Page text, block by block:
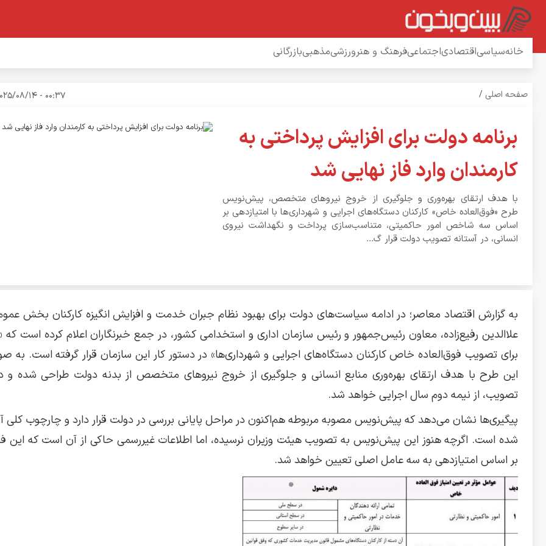
خانهسیاسیاقتصادیاجتماعیفرهنگ و هنرورزشیمذهبیبازرگانی
صفحه اصلی /
00:37 - 2025/08/14
برنامه دولت برای افزایش پرداختی به
کارمندان وارد فاز نهایی شد
با هدف ارتقای بهره‌وری و جلوگیری از خروج نیروهای متخصص، پیش‌نویس
طرح «فوق‌العاده خاص» کارکنان دستگاه‌های اجرایی و شهرداری‌ها با امتیازدهی بر
اساس سه شاخص امور حاکمیتی، متناسب‌سازی پرداخت و نگهداشت نیروی
انسانی، در آستانه تصویب دولت قرار گ...
به گزارش اقتصاد معاصر؛ در ادامه سیاست‌های دولت برای بهبود نظام جبران خدمت و افزایش انگیزه کارکنان بخش
علاالدین رفیع‌زاده، معاون رئیس‌جمهور و رئیس سازمان اداری و استخدامی کشور، در جمع خبرنگاران اعلام کرده است که
برای تصویب فوق‌العاده خاص کارکنان دستگاه‌های اجرایی و شهرداری‌ها» در دستور کار این سازمان قرار گرفته است. به
این طرح با هدف ارتقای بهره‌وری منابع انسانی و جلوگیری از خروج نیروهای متخصص از بدنه دولت طراحی شده
تصویب، از نیمه دوم سال اجرایی خواهد شد.
پیگیری‌ها نشان می‌دهد که پیش‌نویس مصوبه مربوطه هم‌اکنون در مراحل پایانی بررسی در دولت قرار دارد و چارچوب کلی
شده است. اگرچه هنوز این پیش‌نویس به تصویب هیئت وزیران نرسیده، اما اطلاعات غیررسمی حاکی از آن است که این
بر اساس امتیازدهی به سه عامل اصلی تعیین خواهد شد.